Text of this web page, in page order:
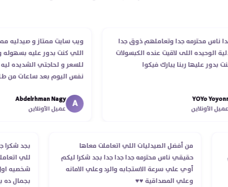
محترمه جدا وتعاملهم ذوق جدا
اللى لاقيت عنده الكبسولات
عليها ربنا يبارك فيكوا
YOYo
ويب سايت ممتاز و صيدليه
اللي كنت بدور عليه بسهوله و
للسعر و لحاجتي الشديده ليه
نفس اليوم بعد ساعات من طلبي
انتهاء موعد عمله ..فضل يتابع
استلمت ..شكرا جزيلا ليكم
A
Abdelrhman Nagy
عميل الأونلاين
من أفضل الصيدليات اللي اتعاملت معاها
حقيقي ناس محترمه جدا جدا جدا بجد شكرا ليكم
أوي علي سرعة الاستجابه والرد وعلي الامانه
وعلي المصداقية ♥️♥️‏
بجد
للي